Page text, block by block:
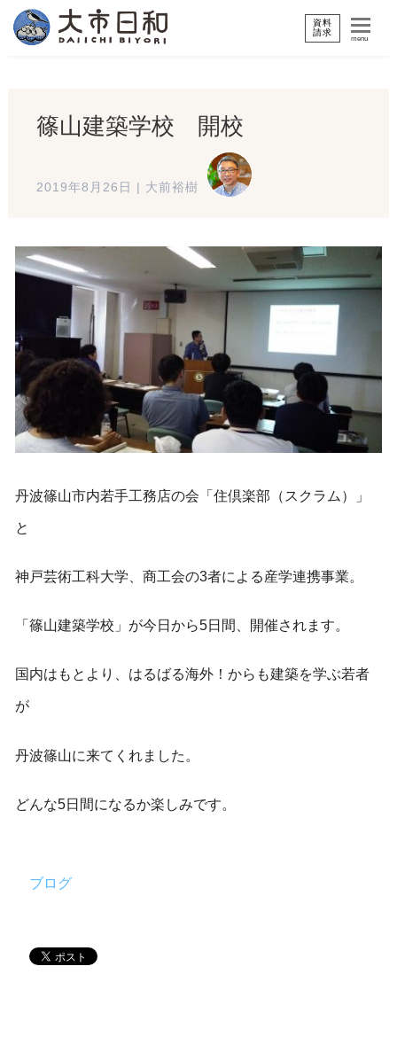
資料
請求
menu
篠山建築学校 開校
2019年8月26日 大前裕樹
丹波篠山市内若手工務店の会「住倶楽部（スクラム）」
と
神戸芸術工科大学、商工会の3者による産学連携事業。
「篠山建築学校」が今日から5日間、開催されます。
国内はもとより、はるばる海外！からも建築を学ぶ若者
が
丹波篠山に来てくれました。
どんな5日間になるか楽しみです。
ブログ